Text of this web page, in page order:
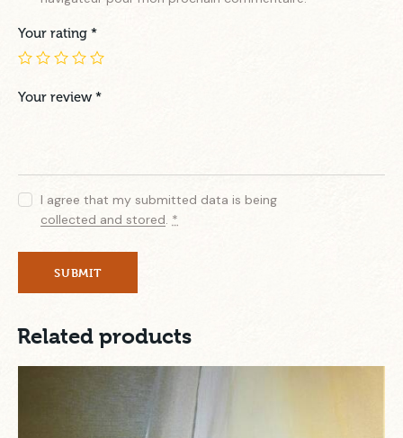
Your rating *
Your review*
I agree that my submitted data is being
collected and stored. *
Related products